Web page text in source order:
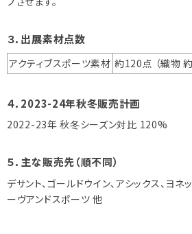
３．出展素材点数
アクティブスポーツ素材 約120点 （織物
４．2023-24年秋冬販売計画
2022-23年 秋冬シーズン対比 120%
５．主な販売先（順不同）
デサント、ゴールドウイン、アシックス、ヨネ
ーヴアンドスポーツ 他